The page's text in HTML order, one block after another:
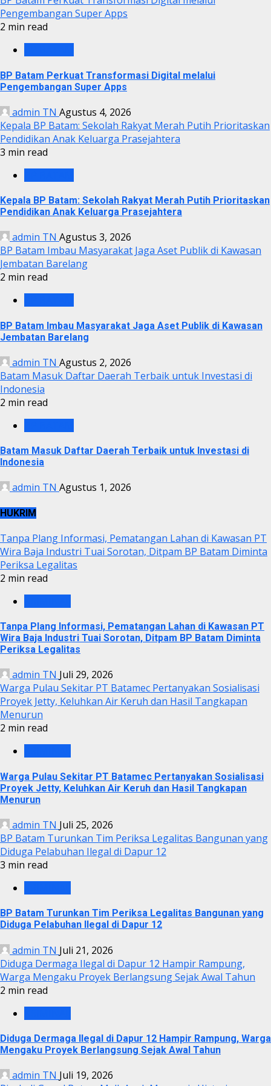
Pengembangan Super Apps
2 min read
BP Batam Perkuat Transformasi Digital melalui
Pengembangan Super Apps
admin TN Agustus 4, 2026
Kepala BP Batam: Sekolah Rakyat Merah Putih Prioritaskan
Pendidikan Anak Keluarga Prasejahtera
3 min read
Kepala BP Batam: Sekolah Rakyat Merah Putih Prioritaskan
Pendidikan Anak Keluarga Prasejahtera
admin TN Agustus 3, 2026
BP Batam Imbau Masyarakat Jaga Aset Publik di Kawasan
Jembatan Barelang
2 min read
BP Batam Imbau Masyarakat Jaga Aset Publik di Kawasan
Jembatan Barelang
admin TN Agustus 2, 2026
Batam Masuk Daftar Daerah Terbaik untuk Investasi di
Indonesia
2 min read
Batam Masuk Daftar Daerah Terbaik untuk Investasi di
Indonesia
admin TN Agustus 1, 2026
HUKRIM
Tanpa Plang Informasi, Pematangan Lahan di Kawasan PT
Wira Baja Industri Tuai Sorotan, Ditpam BP Batam Diminta
Periksa Legalitas
2 min read
Tanpa Plang Informasi, Pematangan Lahan di Kawasan PT
Wira Baja Industri Tuai Sorotan, Ditpam BP Batam Diminta
Periksa Legalitas
admin TN Juli 29, 2026
Warga Pulau Sekitar PT Batamec Pertanyakan Sosialisasi
Proyek Jetty, Keluhkan Air Keruh dan Hasil Tangkapan
Menurun
2 min read
Warga Pulau Sekitar PT Batamec Pertanyakan Sosialisasi
Proyek Jetty, Keluhkan Air Keruh dan Hasil Tangkapan
Menurun
admin TN Juli 25, 2026
BP Batam Turunkan Tim Periksa Legalitas Bangunan yang
Diduga Pelabuhan Ilegal di Dapur 12
3 min read
BP Batam Turunkan Tim Periksa Legalitas Bangunan yang
Diduga Pelabuhan Ilegal di Dapur 12
admin TN Juli 21, 2026
Diduga Dermaga Ilegal di Dapur 12 Hampir Rampung,
Warga Mengaku Proyek Berlangsung Sejak Awal Tahun
2 min read
Diduga Dermaga Ilegal di Dapur 12 Hampir Rampung, Warga
Mengaku Proyek Berlangsung Sejak Awal Tahun
admin TN Juli 19, 2026